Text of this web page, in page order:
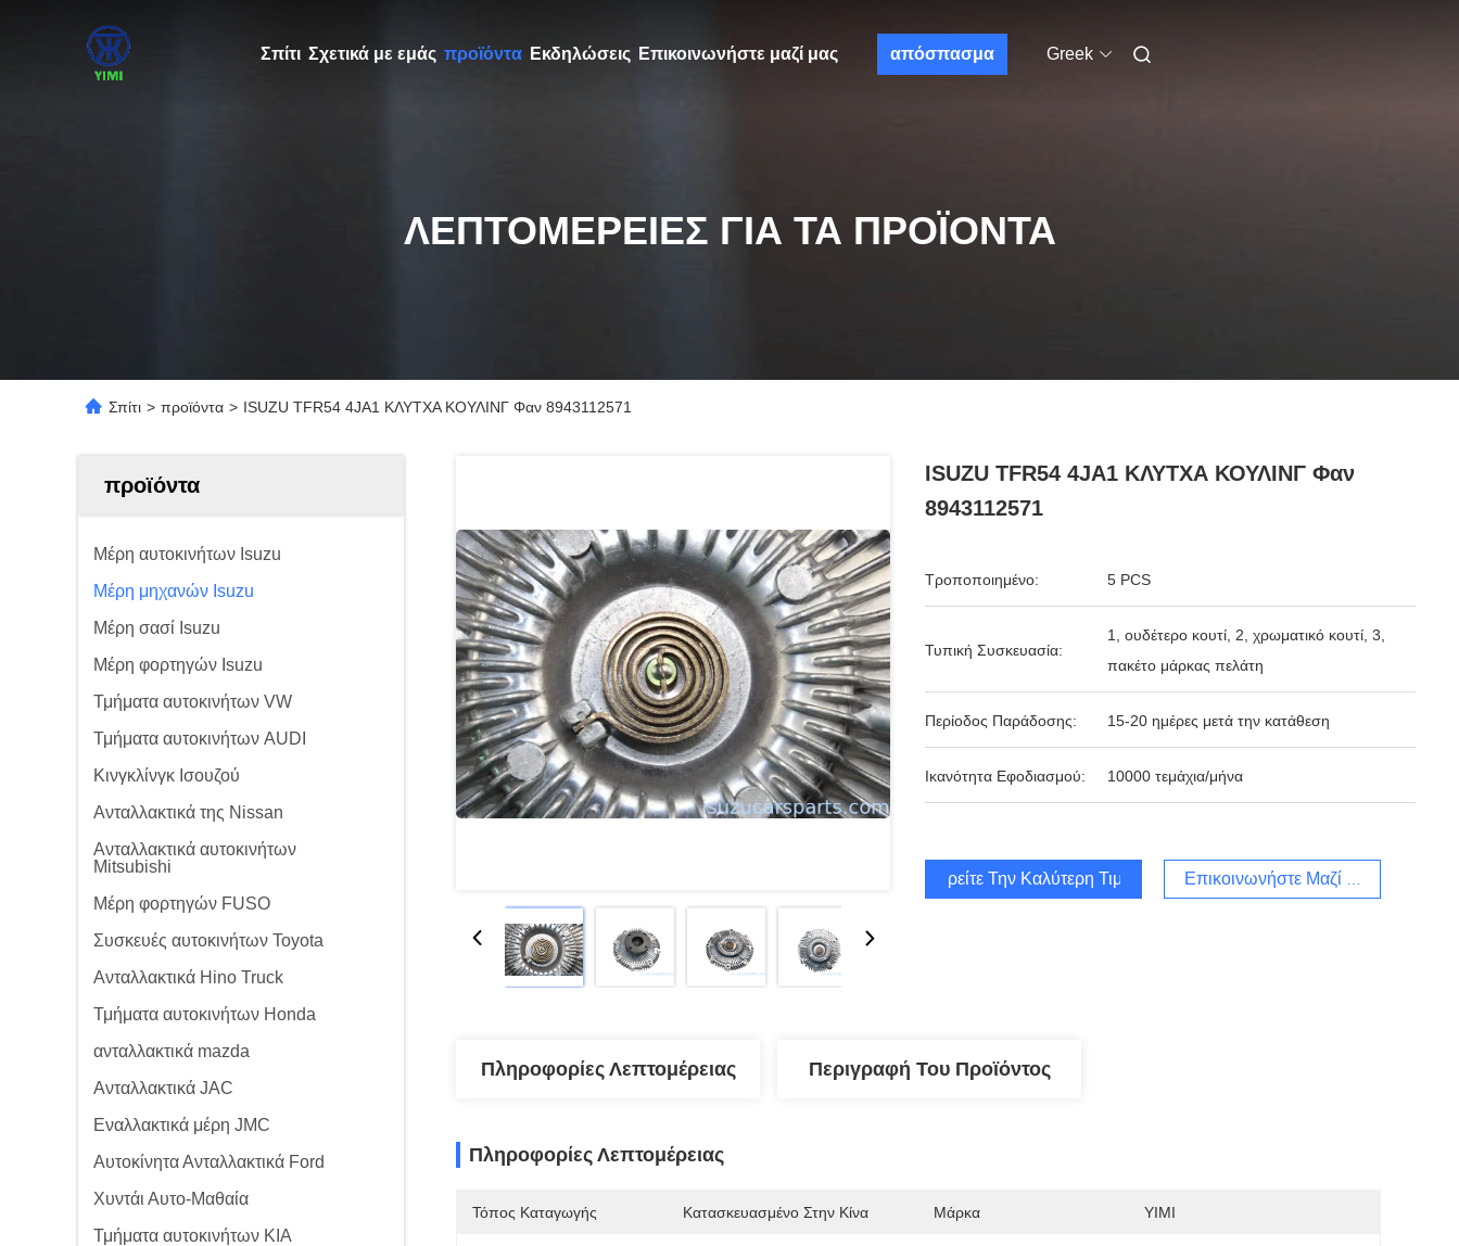
Σπίτι Σχετικά με εμάς προϊόντα Εκδηλώσεις Επικοινωνήστε μαζί μας απόσπασμα Greek
ΛΕΠΤΟΜΈΡΕΙΕΣ ΓΙΑ ΤΑ ΠΡΟΪΌΝΤΑ
Σπίτι > προϊόντα > ISUZU TFR54 4JA1 ΚΛΥΤΧΑ ΚΟΥΛΙΝΓ Φαν 8943112571
προϊόντα
Μέρη αυτοκινήτων Isuzu
Μέρη μηχανών Isuzu
Μέρη σασί Isuzu
Μέρη φορτηγών Isuzu
Τμήματα αυτοκινήτων VW
Τμήματα αυτοκινήτων AUDI
Κινγκλίνγκ Ισουζού
Ανταλλακτικά της Nissan
Ανταλλακτικά αυτοκινήτων
Mitsubishi
Μέρη φορτηγών FUSO
Συσκευές αυτοκινήτων Toyota
Ανταλλακτικά Hino Truck
Τμήματα αυτοκινήτων Honda
ανταλλακτικά mazda
Ανταλλακτικά JAC
Εναλλακτικά μέρη JMC
Αυτοκίνητα Ανταλλακτικά Ford
Χυντάι Αυτο-Μαθαία
Τμήματα αυτοκινήτων KIA
ISUZU TFR54 4JA1 ΚΛΥΤΧΑ ΚΟΥΛΙΝΓ Φαν
8943112571
Τροποποιημένο: 5 PCS
Τυπική Συσκευασία:
1, ουδέτερο κουτί, 2, χρωματικό κουτί, 3,
πακέτο μάρκας πελάτη
Περίοδος Παράδοσης: 15-20 ημέρες μετά την κατάθεση
Ικανότητα Εφοδιασμού: 10000 τεμάχια/μήνα
Βρείτε Την Καλύτερη Τιμή Επικοινωνήστε Μαζί Μας
Πληροφορίες Λεπτομέρειας Περιγραφή Του Προϊόντος
Πληροφορίες Λεπτομέρειας
Τόπος Καταγωγής Κατασκευασμένο Στην Κίνα Μάρκα YIMI